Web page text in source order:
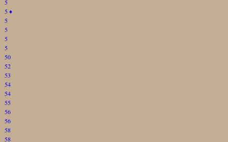
5
5♦
5
5
5
5
50
52
53
54
54
55
56
56
58
58